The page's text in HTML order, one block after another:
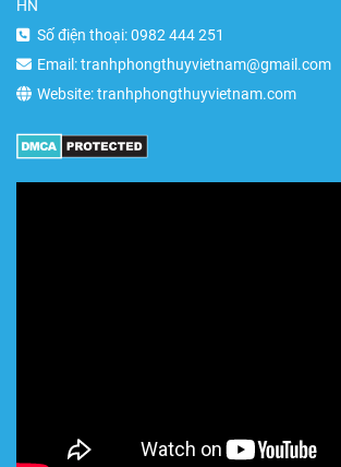
HN
Số điện thoại: 0982 444 251
Email: tranhphongthuyvietnam@gmail.com
Website: tranhphongthuyvietnam.com